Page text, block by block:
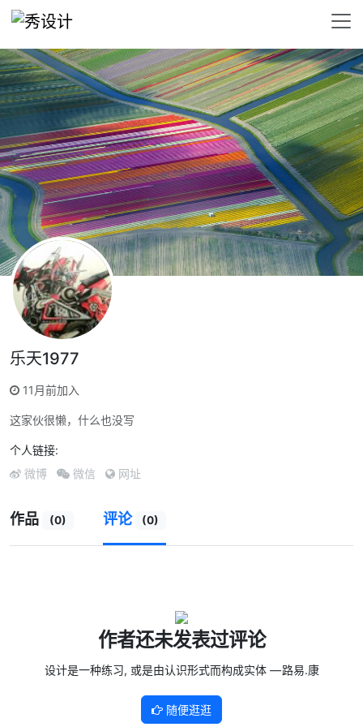
乐天1977
11月前加入
这家伙很懒，什么也没写
个人链接:
微博 微信 网址
作品 (0) 评论 (0)
作者还未发表过评论
设计是一种练习, 或是由认识形式而构成实体 — 路易.康
随便逛逛